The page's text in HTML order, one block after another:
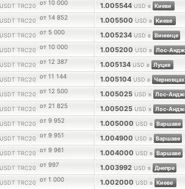
USDT TRC20 от 10 000 1.005544 USD в Киеве
USDT TRC20 от 14 852 1.005500 USD в Киеве
USDT TRC20 от 5 000 1.005234 USD в Виннице
USDT TRC20 от 10 000 1.005200 USD в
USDT TRC20 от 12 387 1.005134 USD в Луцке
USDT TRC20 от 11 144 1.005104 USD в Черновцах
USDT TRC20 от 12 500 1.005025 USD в
USDT TRC20 от 21 825 1.005025 USD в
USDT TRC20 от 9 952 1.005000 USD в Варшаве
USDT TRC20 от 9 951 1.004900 USD в Варшаве
USDT TRC20 от 9 961 1.004000 USD в Варшаве
USDT TRC20 от 997 1.003992 USD в Днепре
USDT TRC20 от 1 000 1.002000 USD в Киеве